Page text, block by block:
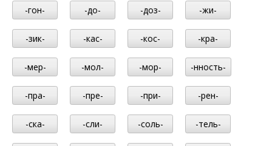
-гон- -до- -доз- -жи-
-зик- -кас- -кос- -кра-
-мер- -мол- -мор- -нность-
-пра- -пре- -при- -рен-
-ска- -сли- -соль- -тель-